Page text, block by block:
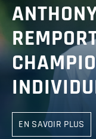
EN SAVOIR PLUS